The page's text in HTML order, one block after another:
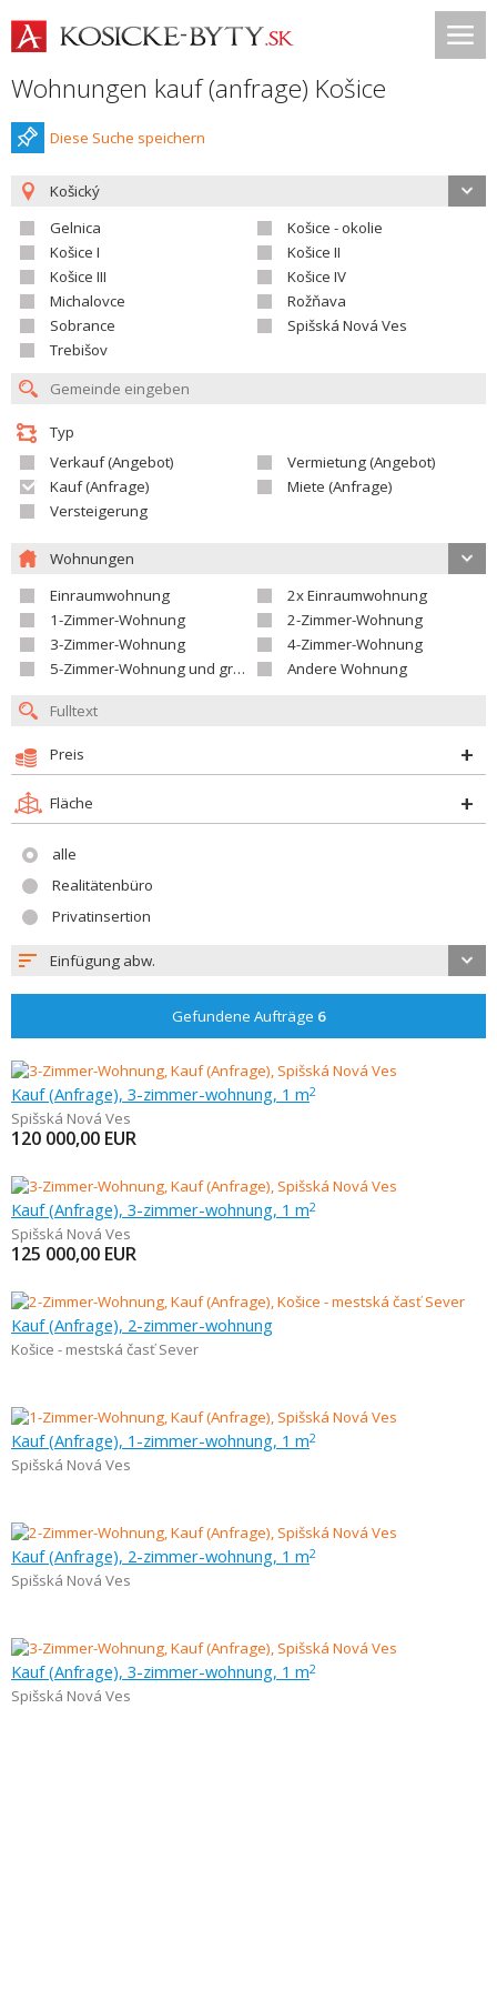
Wohnungen kauf (anfrage) Košice
Diese Suche speichern
Košický
Gelnica
Košice - okolie
Košice I
Košice II
Košice III
Košice IV
Michalovce
Rožňava
Sobrance
Spišská Nová Ves
Trebišov
Typ
Verkauf (Angebot)
Vermietung (Angebot)
Kauf (Anfrage)
Miete (Anfrage)
Versteigerung
Wohnungen
Einraumwohnung
2x Einraumwohnung
1-Zimmer-Wohnung
2-Zimmer-Wohnung
3-Zimmer-Wohnung
4-Zimmer-Wohnung
5-Zimmer-Wohnung und größer
Andere Wohnung
Preis
Fläche
alle
Realitätenbüro
Privatinsertion
Einfügung abw.
Gefundene Aufträge 6
Kauf (Anfrage), 3-zimmer-wohnung, 1 m2
Spišská Nová Ves
120 000,00 EUR
Kauf (Anfrage), 3-zimmer-wohnung, 1 m2
Spišská Nová Ves
125 000,00 EUR
Kauf (Anfrage), 2-zimmer-wohnung
Košice - mestská časť Sever
Kauf (Anfrage), 1-zimmer-wohnung, 1 m2
Spišská Nová Ves
Kauf (Anfrage), 2-zimmer-wohnung, 1 m2
Spišská Nová Ves
Kauf (Anfrage), 3-zimmer-wohnung, 1 m2
Spišská Nová Ves